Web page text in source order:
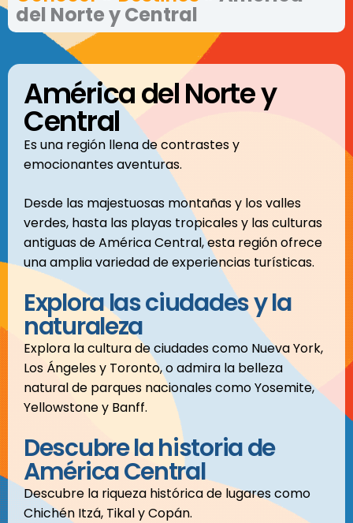
del Norte y Central
América del Norte y
Central
Es una región llena de contrastes y
emocionantes aventuras.
Desde las majestuosas montañas y los valles
verdes, hasta las playas tropicales y las culturas
antiguas de América Central, esta región ofrece
una amplia variedad de experiencias turísticas.
Explora las ciudades y la
naturaleza
Explora la cultura de ciudades como Nueva York,
Los Ángeles y Toronto, o admira la belleza
natural de parques nacionales como Yosemite,
Yellowstone y Banff.
Descubre la historia de
América Central
Descubre la riqueza histórica de lugares como
Chichén Itzá, Tikal y Copán.